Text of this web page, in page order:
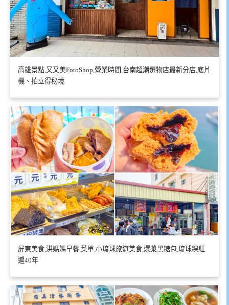
高雄景點,又又美FotoShop,營業時間,台南超潮選物店最新分店,底片
機、拍立得秘境
屏東美食,洪媽媽早餐,菜單,小琉球旅遊美食,爆漿黑糖包,琉球粿紅
遍40年